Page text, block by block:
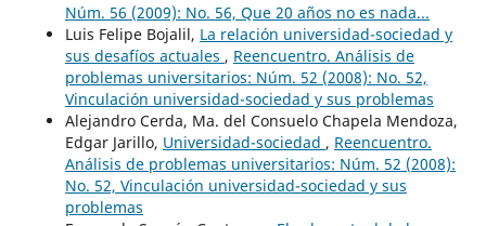
Núm. 56 (2009): No. 56, Que 20 años no es nada...
Luis Felipe Bojalil, La relación universidad-sociedad y
sus desafíos actuales , Reencuentro. Análisis de
problemas universitarios: Núm. 52 (2008): No. 52,
Vinculación universidad-sociedad y sus problemas
Alejandro Cerda, Ma. del Consuelo Chapela Mendoza,
Edgar Jarillo, Universidad-sociedad , Reencuentro.
Análisis de problemas universitarios: Núm. 52 (2008):
No. 52, Vinculación universidad-sociedad y sus
problemas